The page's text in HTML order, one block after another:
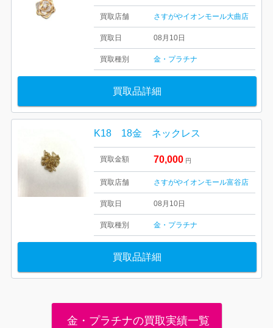
買取店舗 さすがやイオンモール大曲店
買取日 08月10日
買取種別 金・プラチナ
買取品詳細
K18 18金 ネックレス
買取金額 70,000 円
買取店舗 さすがやイオンモール富谷店
買取日 08月10日
買取種別 金・プラチナ
買取品詳細
金・プラチナの買取実績一覧